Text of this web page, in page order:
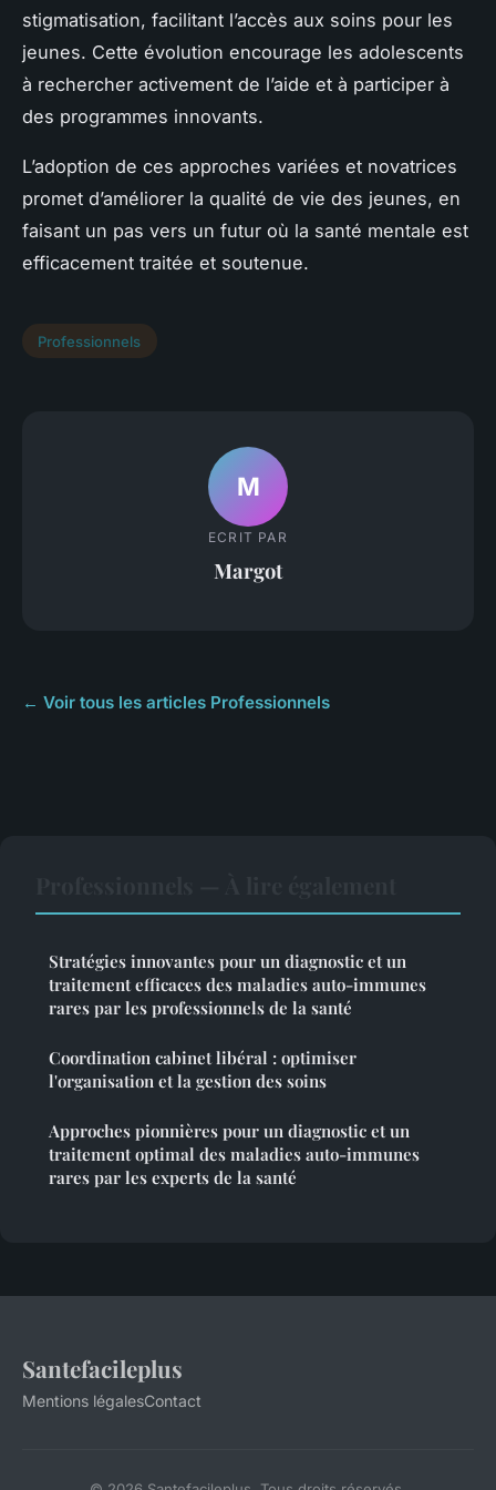
stigmatisation, facilitant l’accès aux soins pour les
jeunes. Cette évolution encourage les adolescents
à rechercher activement de l’aide et à participer à
des programmes innovants.
L’adoption de ces approches variées et novatrices
promet d’améliorer la qualité de vie des jeunes, en
faisant un pas vers un futur où la santé mentale est
efficacement traitée et soutenue.
Professionnels
M
ECRIT PAR
Margot
← Voir tous les articles Professionnels
Stratégies innovantes pour un diagnostic et un
traitement efficaces des maladies auto-immunes
rares par les professionnels de la santé
Coordination cabinet libéral : optimiser
l'organisation et la gestion des soins
Approches pionnières pour un diagnostic et un
traitement optimal des maladies auto-immunes
rares par les experts de la santé
Santefacileplus
Mentions légalesContact